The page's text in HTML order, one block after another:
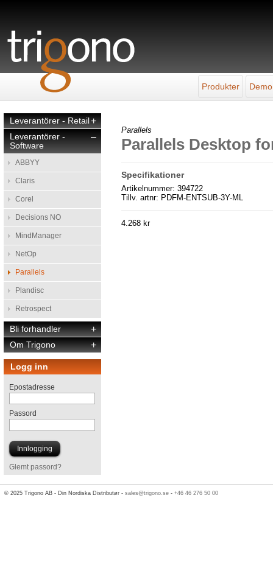
Produkter
+
Leverantörer - Retail
–
Leverantörer -
Software
ABBYY
Claris
Corel
Decisions NO
MindManager
NetOp
Parallels
Plandisc
Retrospect
+
Bli forhandler
+
Om Trigono
Logg inn
Epostadresse
Passord
Glemt passord?
Parallels
Parallels Desktop
Specifikationer
Artikelnummer: 394722
Tillv. artnr: PDFM-ENTSUB-3Y-ML
4.268 kr
© 2025 Trigono AB - Din Nordiska Distributør -sales@trigono.se -+46 46 276 50 00